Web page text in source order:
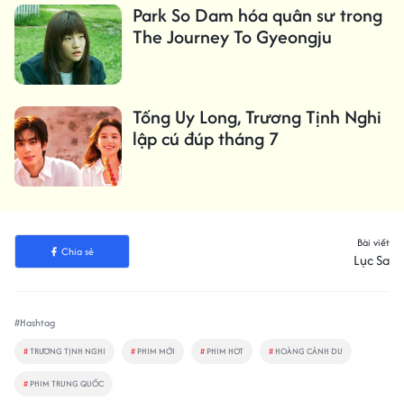
Park So Dam hóa quân sư trong
The Journey To Gyeongju
Tống Uy Long, Trương Tịnh Nghi
lập cú đúp tháng 7
Chia sẻ
Bài viết
Lục Sa
#Hashtag
#TRƯƠNG TỊNH NGHI # PHIM MỚI # PHIM HOT # HOÀNG CẢNH DU
# PHIM TRUNG QUỐC